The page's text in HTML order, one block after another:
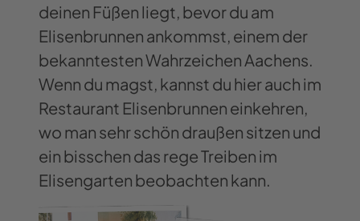
deinen Füßen liegt, bevor du am
Elisenbrunnen ankommst, einem der
bekanntesten Wahrzeichen Aachens.
Wenn du magst, kannst du hier auch im
Restaurant Elisenbrunnen einkehren,
wo man sehr schön draußen sitzen und
ein bisschen das rege Treiben im
Elisengarten beobachten kann.